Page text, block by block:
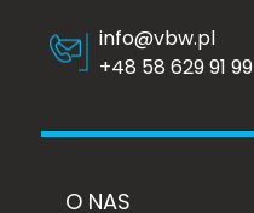
info@vbw.pl
+48 58 629 91 99
O NAS